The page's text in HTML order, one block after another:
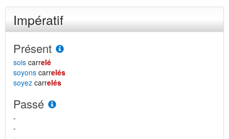
Impératif
Présent
sois carrelé
soyons carrelés
soyez carrelés
Passé
-
-